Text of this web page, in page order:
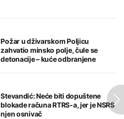
Požar u dživarskom Poljicu
zahvatio minsko polje, čule se
detonacije – kuće odbranjene
Stevandić: Neće biti dopuštene
blokade računa RTRS-a, jer je NSRS
njen osnivač